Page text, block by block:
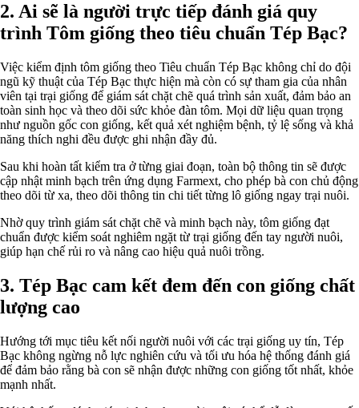
2. Ai sẽ là người trực tiếp đánh giá quy
trình Tôm giống theo tiêu chuẩn Tép Bạc?
Việc kiểm định tôm giống theo Tiêu chuẩn Tép Bạc không chỉ do đội
ngũ kỹ thuật của Tép Bạc thực hiện mà còn có sự tham gia của nhân
viên tại trại giống để giám sát chặt chẽ quá trình sản xuất, đảm bảo an
toàn sinh học và theo dõi sức khỏe đàn tôm. Mọi dữ liệu quan trọng
như nguồn gốc con giống, kết quả xét nghiệm bệnh, tỷ lệ sống và khả
năng thích nghi đều được ghi nhận đầy đủ.
Sau khi hoàn tất kiểm tra ở từng giai đoạn, toàn bộ thông tin sẽ được
cập nhật minh bạch trên ứng dụng Farmext, cho phép bà con chủ động
theo dõi từ xa, theo dõi thông tin chi tiết từng lô giống ngay trại nuôi.
Nhờ quy trình giám sát chặt chẽ và minh bạch này, tôm giống đạt
chuẩn được kiểm soát nghiêm ngặt từ trại giống đến tay người nuôi,
giúp hạn chế rủi ro và nâng cao hiệu quả nuôi trồng.
3. Tép Bạc cam kết đem đến con giống chất
lượng cao
Hướng tới mục tiêu kết nối người nuôi với các trại giống uy tín, Tép
Bạc không ngừng nỗ lực nghiên cứu và tối ưu hóa hệ thống đánh giá
để đảm bảo rằng bà con sẽ nhận được những con giống tốt nhất, khỏe
mạnh nhất.